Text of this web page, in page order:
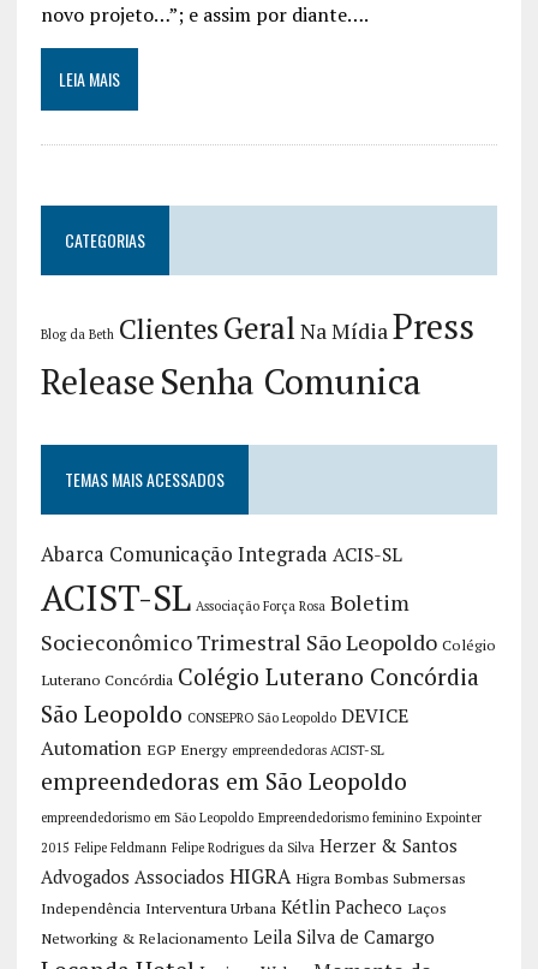
novo projeto…”; e assim por diante….
LEIA MAIS
CATEGORIAS
Blog da Beth ClientesGeral Na MídiaPress
ReleaseSenha Comunica
TEMAS MAIS ACESSADOS
Abarca Comunicação Integrada ACIS-SL
ACIST-SL Associação Força Rosa Boletim
Socieconômico Trimestral São Leopoldo Colégio
Luterano Concórdia Colégio Luterano Concórdia
São Leopoldo CONSEPRO São Leopoldo DEVICE
Automation EGP Energy empreendedoras ACIST-SL
empreendedoras em São Leopoldo
empreendedorismo em São Leopoldo Empreendedorismo feminino Expointer
2015 Felipe Feldmann Felipe Rodrigues da Silva Herzer & Santos
Advogados Associados HIGRA Higra Bombas Submersas
Independência Interventura Urbana Kétlin Pacheco Laços
Networking & Relacionamento Leila Silva de Camargo